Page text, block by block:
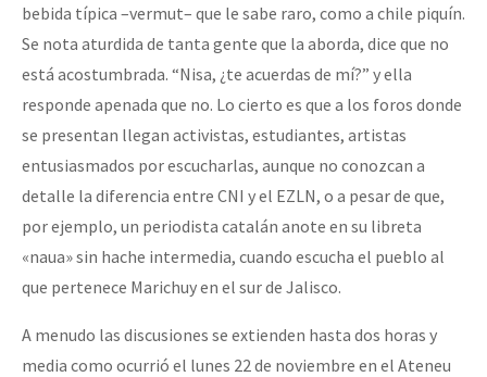
bebida típica –vermut– que le sabe raro, como a chile piquín.
Se nota aturdida de tanta gente que la aborda, dice que no
está acostumbrada. “Nisa, ¿te acuerdas de mí?” y ella
responde apenada que no. Lo cierto es que a los foros donde
se presentan llegan activistas, estudiantes, artistas
entusiasmados por escucharlas, aunque no conozcan a
detalle la diferencia entre CNI y el EZLN, o a pesar de que,
por ejemplo, un periodista catalán anote en su libreta
«naua» sin hache intermedia, cuando escucha el pueblo al
que pertenece Marichuy en el sur de Jalisco.
A menudo las discusiones se extienden hasta dos horas y
media como ocurrió el lunes 22 de noviembre en el Ateneu